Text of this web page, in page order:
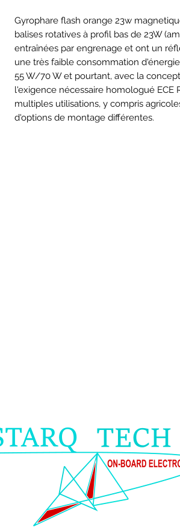
Gyrophare flash orange 23w
balises rotatives à profil bas de 23W
entraînées par engrenage et ont un
une très faible consommation
55 W/70 W et pourtant, avec la
l'exigence nécessaire homologué ECE
multiples utilisations, y compris
d'options de montage différentes.